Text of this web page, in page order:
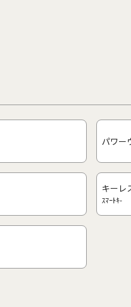
パワー
キーレ
ｽﾏｰﾄｷ-